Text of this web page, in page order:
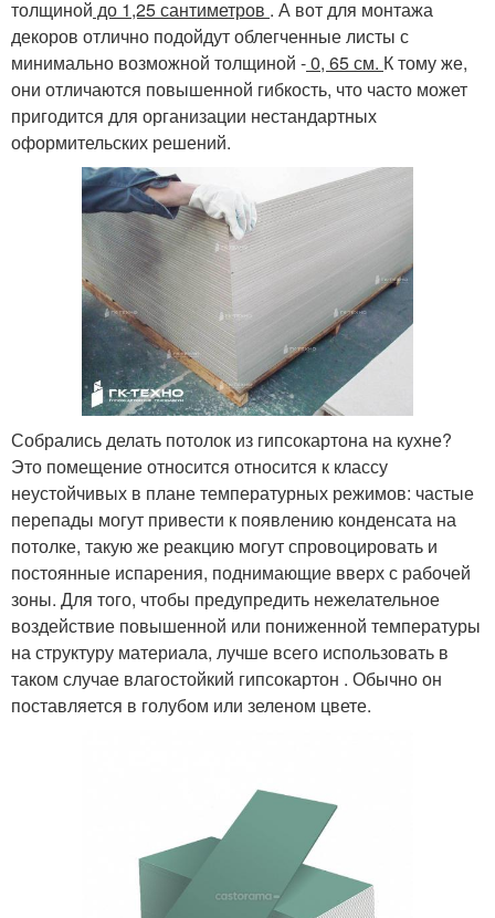
толщиной до 1,25 сантиметров . А вот для монтажа
декоров отлично подойдут облегченные листы с
минимально возможной толщиной -0, 65 см. К тому же,
они отличаются повышенной гибкость, что часто может
пригодится для организации нестандартных
оформительских решений.
Собрались делать потолок из гипсокартона на кухне?
Это помещение относится относится к классу
неустойчивых в плане температурных режимов: частые
перепады могут привести к появлению конденсата на
потолке, такую же реакцию могут спровоцировать и
постоянные испарения, поднимающие вверх с рабочей
зоны. Для того, чтобы предупредить нежелательное
воздействие повышенной или пониженной температуры
на структуру материала, лучше всего использовать в
таком случае влагостойкий гипсокартон . Обычно он
поставляется в голубом или зеленом цвете.